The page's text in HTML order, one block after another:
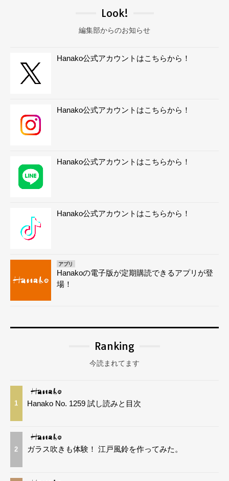
Look!
編集部からのお知らせ
Hanako公式アカウントはこちらから！
Hanako公式アカウントはこちらから！
Hanako公式アカウントはこちらから！
Hanako公式アカウントはこちらから！
アプリ
Hanakoの電子版が定期購読できるアプリが登
場！
Ranking
今読まれてます
1 Hanako No. 1259 試し読みと目次
2 ガラス吹きも体験！ 江戸風鈴を作ってみた。